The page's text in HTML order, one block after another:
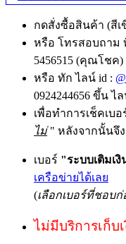
กดสั่งซื้อสินค้า (สีเ
หรือ โทรสอบถาม
5456515 (คุณโชค)
หรือ ทัก ไลน์ id :
0924244656 ขึ้น ไ
เพื่อทำการเช็คเบ
ไม่" หลังจากนั้นจึง
เบอร์ "ระบบเติมเงิ
เครือข่ายได้เลย
(เลือกเบอร์ที่ชอบ
ไม่มีบริการเก็บ